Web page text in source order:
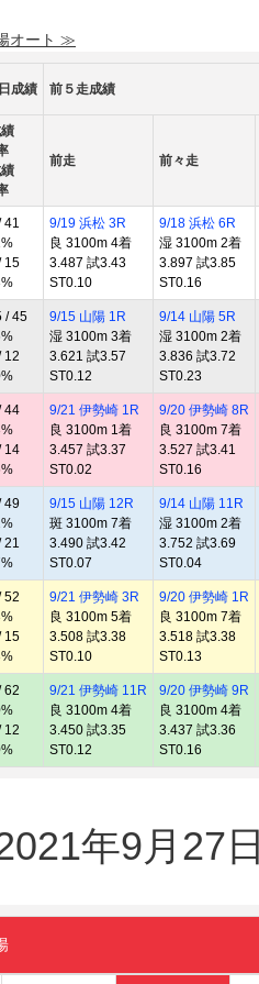
オート ≫
成績 前５走成績
前走 前々走
41
15
9/19 浜松 3R
良 3100m 4着
3.487 試3.43
ST0.10
9/18 浜松 6R
湿 3100m 2着
3.897 試3.85
ST0.16
/ 45
12
9/15 山陽 1R
湿 3100m 3着
3.621 試3.57
ST0.12
9/14 山陽 5R
湿 3100m 2着
3.836 試3.72
ST0.23
44
14
9/21 伊勢崎 1R
良 3100m 1着
3.457 試3.37
ST0.02
9/20 伊勢崎 8R
良 3100m 7着
3.527 試3.41
ST0.16
49
21
9/15 山陽 12R
斑 3100m 7着
3.490 試3.42
ST0.07
9/14 山陽 11R
湿 3100m 2着
3.752 試3.69
ST0.04
52
15
9/21 伊勢崎 3R
良 3100m 5着
3.508 試3.38
ST0.10
9/20 伊勢崎 1R
良 3100m 7着
3.518 試3.38
ST0.13
62
12
9/21 伊勢崎 11R
良 3100m 4着
3.450 試3.35
ST0.12
9/20 伊勢崎 9R
良 3100m 4着
3.437 試3.36
ST0.16
年9月27日